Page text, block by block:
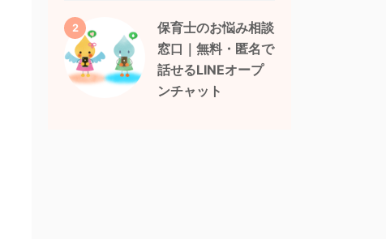
2
保育士のお悩み相談
窓口｜無料・匿名で
話せるLINEオープ
ンチャット